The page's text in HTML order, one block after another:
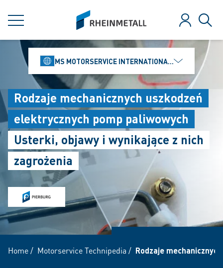
MENU
siteLogo
Zaloguj
MS MOTORSERVICE INTERNATIONAL GMBH
Rodzaje mechanicznych uszkodzeń
elektrycznych pomp paliwowych
Usterki, objawy i wynikające z nich
zagrożenia
Home/ Motorservice Technipedia / Rodzaje